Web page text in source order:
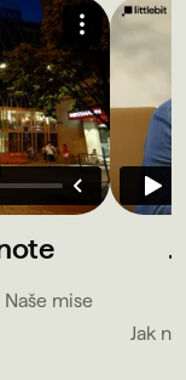
mise
Jak